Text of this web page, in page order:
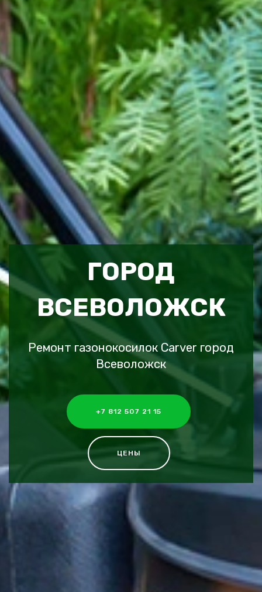
ГОРОД
ВСЕВОЛОЖСК
Ремонт газонокосилок Carver город
Всеволожск
+7 812 507 21 15
ЦЕНЫ